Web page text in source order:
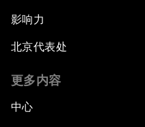
影响力
北京代表处
更多内容
中心